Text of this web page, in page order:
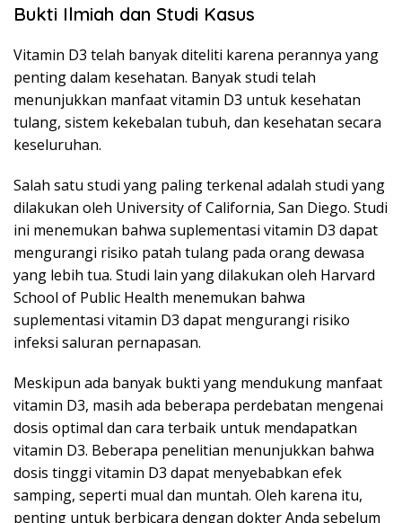
Bukti Ilmiah dan Studi Kasus
Vitamin D3 telah banyak diteliti karena perannya yang
penting dalam kesehatan. Banyak studi telah
menunjukkan manfaat vitamin D3 untuk kesehatan
tulang, sistem kekebalan tubuh, dan kesehatan secara
keseluruhan.
Salah satu studi yang paling terkenal adalah studi yang
dilakukan oleh University of California, San Diego. Studi
ini menemukan bahwa suplementasi vitamin D3 dapat
mengurangi risiko patah tulang pada orang dewasa
yang lebih tua. Studi lain yang dilakukan oleh Harvard
School of Public Health menemukan bahwa
suplementasi vitamin D3 dapat mengurangi risiko
infeksi saluran pernapasan.
Meskipun ada banyak bukti yang mendukung manfaat
vitamin D3, masih ada beberapa perdebatan mengenai
dosis optimal dan cara terbaik untuk mendapatkan
vitamin D3. Beberapa penelitian menunjukkan bahwa
dosis tinggi vitamin D3 dapat menyebabkan efek
samping, seperti mual dan muntah. Oleh karena itu,
penting untuk berbicara dengan dokter Anda sebelum